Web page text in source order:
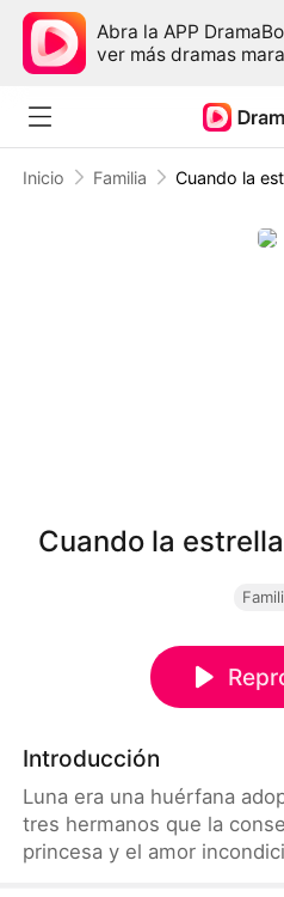
Abra la APP
ver más dramas
Inicio Familia
Cuando la
Introducción
Luna era una huérfana
tres hermanos que la
princesa y el amor